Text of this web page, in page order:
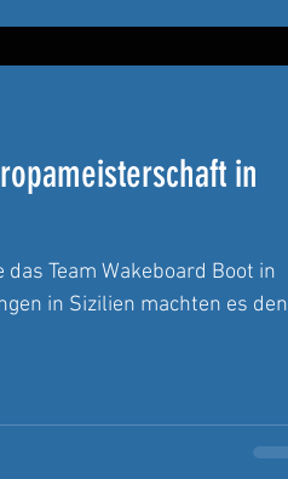
in
Team Wakeboard Boot in
in Sizilien machten es den